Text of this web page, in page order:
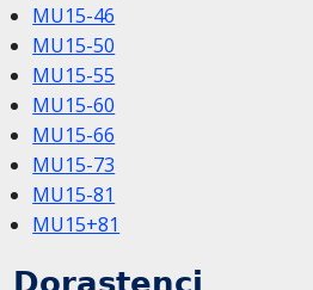
MU15-46
MU15-50
MU15-55
MU15-60
MU15-66
MU15-73
MU15-81
MU15+81
Dorastenci